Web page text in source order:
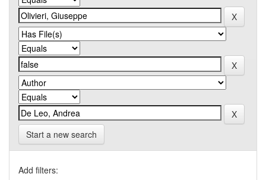
Start a new search
Add filters: